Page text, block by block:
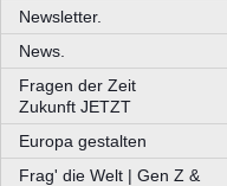
Newsletter.
News.
Fragen der Zeit
Zukunft JETZT
Europa gestalten
Frag' die Welt | Gen Z &